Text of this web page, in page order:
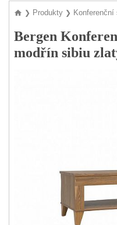
❯ Produkty ❯ Konferenční
Bergen
modřín sibiu